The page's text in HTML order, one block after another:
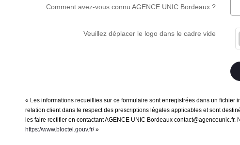
Comment avez-vous connu AGENCE UNIC Bordeaux ?
Veuillez déplacer le logo dans le cadre vide
« Les informations recueillies sur ce formulaire sont enregistrées dans un
relation client dans le respect des prescriptions légales applicables et sont
les faire rectifier en contactant AGENCE UNIC Bordeaux
https://www.bloctel.gouv.fr/»